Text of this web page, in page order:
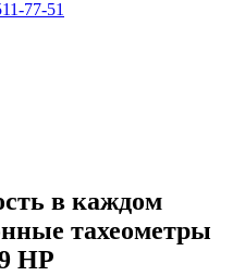
77-51
в каждом
тахеометры
HP